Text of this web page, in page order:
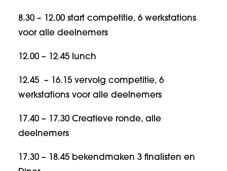
8.30 – 12.00 start competitie, 6 werkstations
voor alle deelnemers
12.00 – 12.45 lunch
12.45 – 16.15 vervolg competitie, 6
werkstations voor alle deelnemers
17.40 – 17.30 Creatieve ronde, alle
deelnemers
17.30 – 18.45 bekendmaken 3 finalisten en